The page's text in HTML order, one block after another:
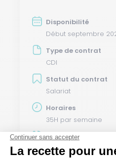
Disponibilité
Début septembre
Type de contrat
CDI
Statut du contrat
Salariat
Horaires
35H par semaine
Gardes
Non